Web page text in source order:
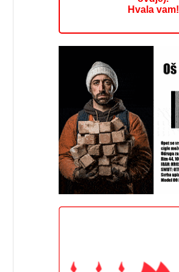
Hvala vam!